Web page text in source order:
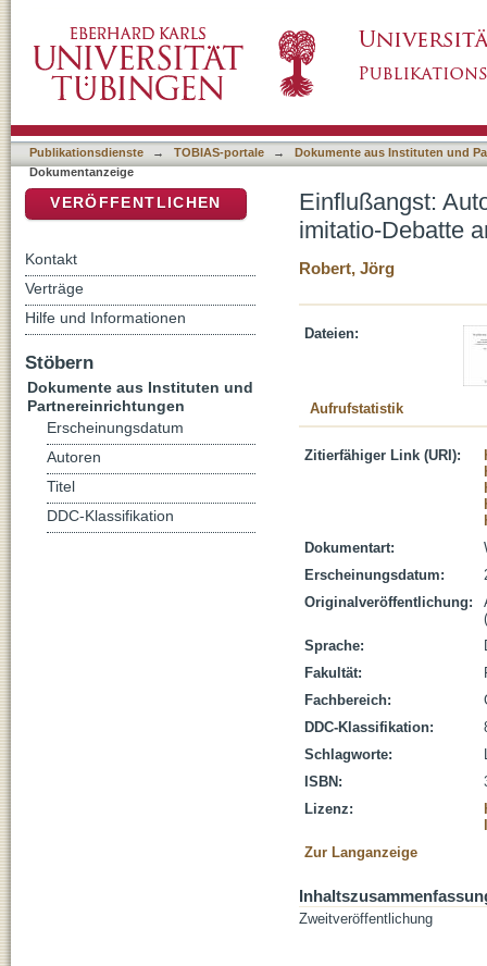
von Erasmus’ Ciceronianus
Publikationsdienste → TOBIAS-portale →
Dokumente aus Instituten und
Dokumentanzeige
Einflußangst:
imitatio-Debatte
Robert, Jörg
Dateien:
Aufrufstatistik
Zitierfähiger Link (URI):
Dokumentart:
Erscheinungsdatum:
Originalveröffentlichung:
Sprache:
Fakultät:
Fachbereich:
DDC-Klassifikation:
Schlagworte:
ISBN:
Lizenz:
Zur Langanzeige
Zweitveröffentlichung
VERÖFFENTLICHEN
Kontakt
Verträge
Hilfe und Informationen
Stöbern
Dokumente aus Instituten und
Partnereinrichtungen
Erscheinungsdatum
Autoren
Titel
DDC-Klassifikation